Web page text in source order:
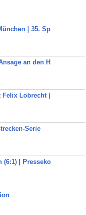
| 35. Sp
an den H
Felix Lobrecht |
Serie
(6:1) | Presseko